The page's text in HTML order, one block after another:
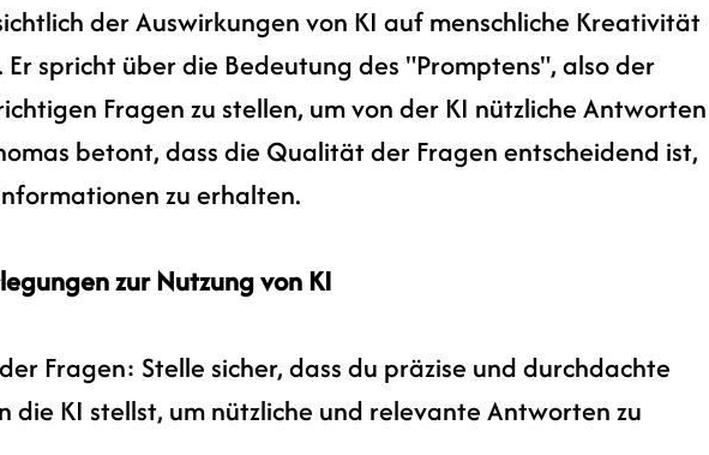
der Auswirkungen von KI auf menschliche Kreativität
Er spricht über die Bedeutung des "Promptens", also der
Fragen zu stellen, um von der KI nützliche Antworten
betont, dass die Qualität der Fragen entscheidend ist,
zu erhalten.
zur Nutzung von KI
Fragen: Stelle sicher, dass du präzise und durchdachte
die KI stellst, um nützliche und relevante Antworten zu